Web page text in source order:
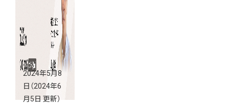
2024年5月8
日 （2024年6
月5日 更新）